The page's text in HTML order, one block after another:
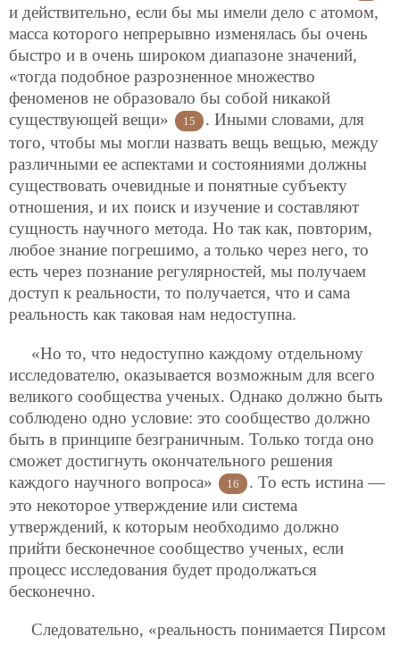
и действительно, если бы мы имели дело с атомом,
масса которого непрерывно изменялась бы очень
быстро и в очень широком диапазоне значений,
«тогда подобное разрозненное множество
феноменов не образовало бы собой никакой
существующей вещи»
15
. Иными словами, для
того, чтобы мы могли назвать вещь вещью, между
различными ее аспектами и состояниями должны
существовать очевидные и понятные субъекту
отношения, и их поиск и изучение и составляют
сущность научного метода. Но так как, повторим,
любое знание погрешимо, а только через него, то
есть через познание регулярностей, мы получаем
доступ к реальности, то получается, что и сама
реальность как таковая нам недоступна.
«Но то, что недоступно каждому отдельному
исследователю, оказывается возможным для всего
великого сообщества ученых. Однако должно быть
соблюдено одно условие: это сообщество должно
быть в принципе безграничным. Только тогда оно
сможет достигнуть окончательного решения
каждого научного вопроса»
16
. То есть истина —
это некоторое утверждение или система
утверждений, к которым необходимо должно
прийти бесконечное сообщество ученых, если
процесс исследования будет продолжаться
бесконечно.
Следовательно, «реальность понимается Пирсом